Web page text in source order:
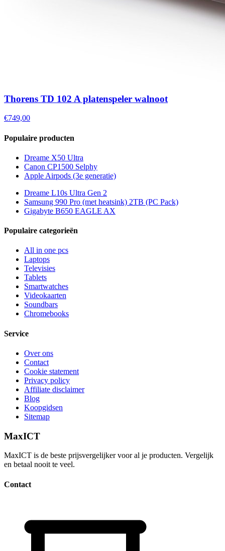
Thorens TD 102 A platenspeler walnoot
€749,00
Populaire producten
Dreame X50 Ultra
Canon CP1500 Selphy
Apple Airpods (3e generatie)
Dreame L10s Ultra Gen 2
Samsung 990 Pro (met heatsink) 2TB (PC Pack)
Gigabyte B650 EAGLE AX
Populaire categorieën
All in one pcs
Laptops
Televisies
Tablets
Smartwatches
Videokaarten
Soundbars
Chromebooks
Service
Over ons
Contact
Cookie statement
Privacy policy
Affiliate disclaimer
Blog
Koopgidsen
Sitemap
MaxICT
MaxICT is de beste prijsvergelijker voor al je producten. Vergelijk
en betaal nooit te veel.
Contact